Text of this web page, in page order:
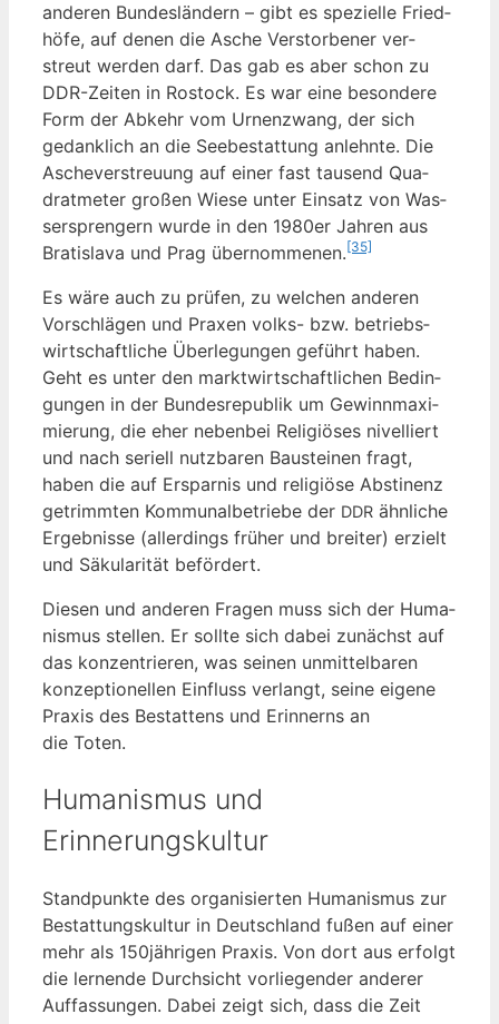
ande­ren Bun­des­län­dern – gibt es spe­zi­el­le Fried­
hö­fe, auf denen die Asche Ver­stor­be­ner ver­
streut wer­den darf. Das gab es aber schon zu
DDR-Zei­ten in Ros­tock. Es war eine beson­de­re
Form der Abkehr vom Urnen­zwang, der sich
gedank­lich an die See­be­stat­tung anlehn­te. Die
Asche­ver­streu­ung auf einer fast tau­send Qua­
drat­me­ter gro­ßen Wie­se unter Ein­satz von Was­
ser­spren­gern wur­de in den 1980er Jah­ren aus
Bra­tis­la­va und Prag über­nom­me­nen.[35]
Es wäre auch zu prü­fen, zu wel­chen ande­ren
Vor­schlä­gen und Pra­xen volks- bzw. betriebs­
wirt­schaft­li­che Über­le­gun­gen geführt haben.
Geht es unter den markt­wirt­schaft­li­chen Bedin­
gun­gen in der Bun­des­re­pu­blik um Gewinn­ma­xi­
mie­rung, die eher neben­bei Reli­giö­ses nivel­liert
und nach seri­ell nutz­ba­ren Bau­stei­nen fragt,
haben die auf Erspar­nis und reli­giö­se Abs­ti­nenz
getrimm­ten Kom­mu­nal­be­trie­be der DDR ähn­li­che
Ergeb­nis­se (aller­dings frü­her und brei­ter) erzielt
und Säku­la­ri­tät befördert.
Die­sen und ande­ren Fra­gen muss sich der Huma­
nis­mus stel­len. Er soll­te sich dabei zunächst auf
das kon­zen­trie­ren, was sei­nen unmit­tel­ba­ren
kon­zep­tio­nel­len Ein­fluss ver­langt, sei­ne eige­ne
Pra­xis des Bestat­tens und Erin­nerns an
die Toten.
Humanismus und
Erinnerungskultur
Stand­punk­te des orga­ni­sier­ten Huma­nis­mus zur
Bestat­tungs­kul­tur in Deutsch­land fußen auf einer
mehr als 150jährigen Pra­xis. Von dort aus erfolgt
die ler­nen­de Durch­sicht vor­lie­gen­der ande­rer
Auf­fas­sun­gen. Dabei zeigt sich, dass die Zeit